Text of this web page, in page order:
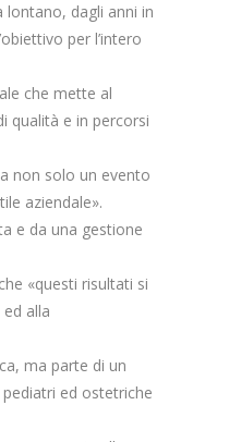
dagli anni in
per l’intero
che mette al
qualità e in percorsi
non solo un evento
aziendale».
e da una gestione
«questi risultati si
alla
ma parte di un
ed ostetriche